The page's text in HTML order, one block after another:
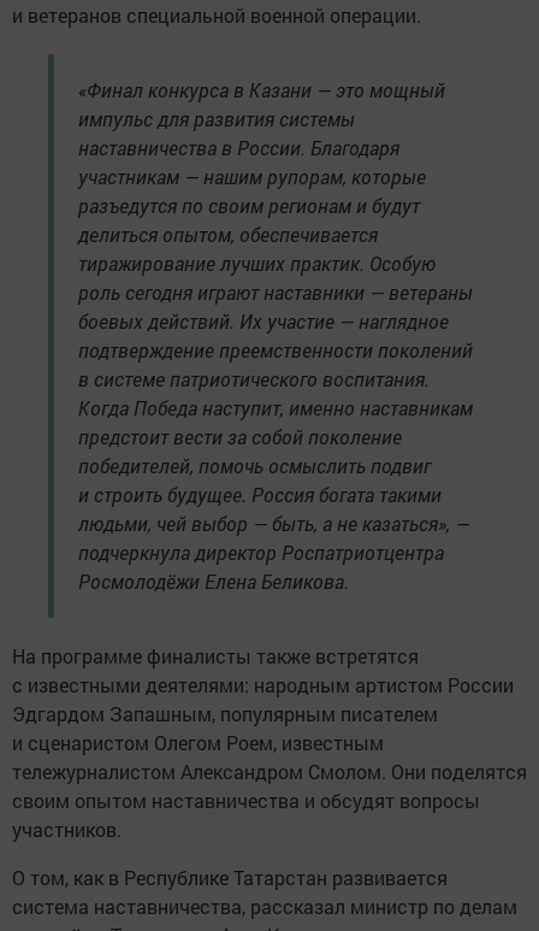
и ветеранов специальной военной операции.
«Финал конкурса в Казани — это мощный
импульс для развития системы
наставничества в России. Благодаря
участникам — нашим рупорам, которые
разъедутся по своим регионам и будут
делиться опытом, обеспечивается
тиражирование лучших практик. Особую
роль сегодня играют наставники — ветераны
боевых действий. Их участие — наглядное
подтверждение преемственности поколений
в системе патриотического воспитания.
Когда Победа наступит, именно наставникам
предстоит вести за собой поколение
победителей, помочь осмыслить подвиг
и строить будущее. Россия богата такими
людьми, чей выбор — быть, а не казаться», —
подчеркнула директор Роспатриотцентра
Росмолодёжи Елена Беликова.
На программе финалисты также встретятся
с известными деятелями: народным артистом России
Эдгардом Запашным, популярным писателем
и сценаристом Олегом Роем, известным
тележурналистом Александром Смолом. Они поделятся
своим опытом наставничества и обсудят вопросы
участников.
О том, как в Республике Татарстан развивается
система наставничества, рассказал министр по делам